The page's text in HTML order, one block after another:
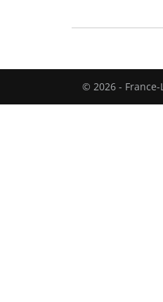
© 2026 - France-